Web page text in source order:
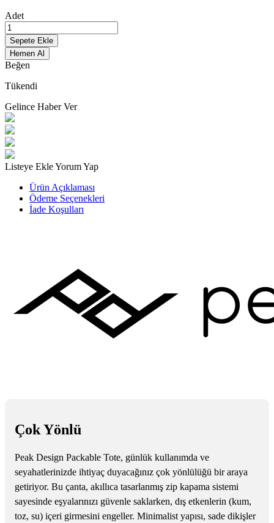
Adet
Sepete Ekle
Hemen Al
Beğen
Tükendi
Gelince Haber Ver
Listeye EkleYorum Yap
Ürün Açıklaması
Ödeme Seçenekleri
İade Koşulları
Çok Yönlü
Peak Design Packable Tote, günlük kullanımda ve
seyahatlerinizde ihtiyaç duyacağınız çok yönlülüğü bir araya
getiriyor. Bu çanta, akıllıca tasarlanmış zip kapama sistemi
sayesinde eşyalarınızı güvenle saklarken, dış etkenlerin (kum,
toz, su) içeri girmesini engeller. Minimalist yapısı, sade dikişler